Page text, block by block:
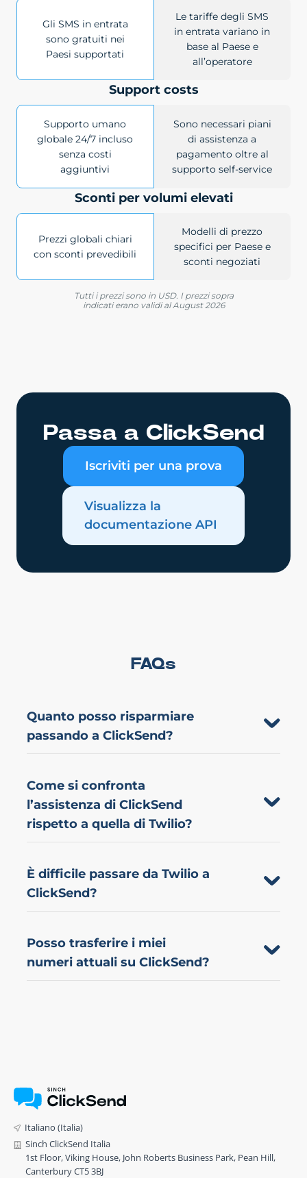
Gli SMS in entrata
sono gratuiti nei
Paesi supportati
Le tariffe degli SMS
in entrata variano in
base al Paese e
all’operatore
Support costs
Supporto umano
globale 24/7 incluso
senza costi
aggiuntivi
Sono necessari piani
di assistenza a
pagamento oltre al
supporto self-service
Sconti per volumi elevati
Prezzi globali chiari
con sconti prevedibili
Modelli di prezzo
specifici per Paese e
sconti negoziati
Tutti i prezzi sono in USD. I prezzi sopra
indicati erano validi al August 2026
Passa a ClickSend
Iscriviti per una prova
Visualizza la
documentazione API
FAQs
Quanto posso risparmiare
passando a ClickSend?
Come si confronta
l’assistenza di ClickSend
rispetto a quella di Twilio?
È difficile passare da Twilio a
ClickSend?
Posso trasferire i miei
numeri attuali su ClickSend?
Italiano (Italia)
Sinch ClickSend Italia
1st Floor, Viking House, John Roberts Business Park, Pean Hill,
Canterbury CT5 3BJ